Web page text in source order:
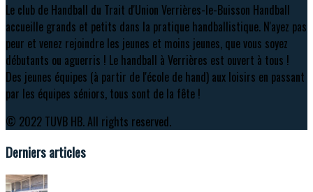
Le club de Handball du Trait d'Union Verrières-le-Buisson Handball
accueille grands et petits dans la pratique handballistique. N'ayez pas
peur et venez rejoindre les jeunes et moins jeunes, que vous soyez
débutants ou aguerris ! Le handball à Verrières est ouvert à tous !
Des jeunes équipes (à partir de l'école de hand) aux loisirs en passant
par les équipes séniors, tous sont de la fête !
© 2022 TUVB HB. All rights reserved.
Derniers articles